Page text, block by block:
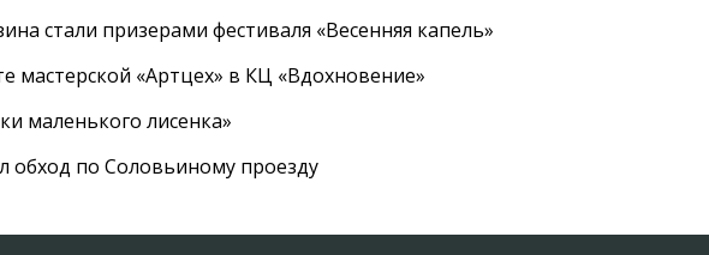
стали призерами фестиваля «Весенняя капель»
мастерской «Артцех» в КЦ «Вдохновение»
маленького лисенка»
обход по Соловьиному проезду